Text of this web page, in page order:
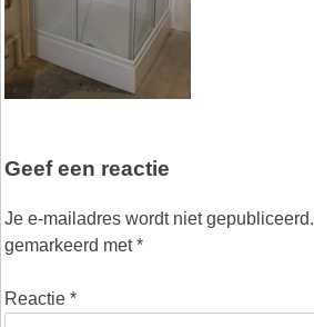
Geef een reactie
Je e-mailadres wordt niet gepubliceerd.
gemarkeerd met*
Reactie *